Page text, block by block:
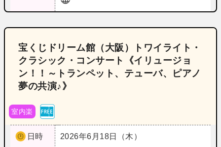
宝くじドリーム館（大阪）トワイライト・
クラシック・コンサート《イリュージョ
ン！！～トランペット、テューバ、ピアノ
夢の共演♪》
室内楽
日時
2026年6月18日（木）